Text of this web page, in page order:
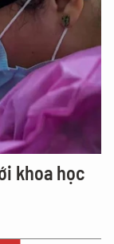
khoa học